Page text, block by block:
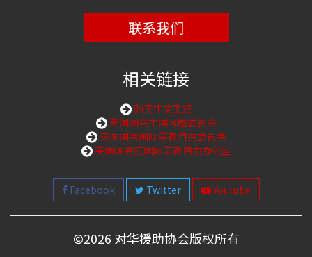
联系我们
相关链接
购买中文圣经
美国国会中国问题委员会
美国国会国际宗教自由委员会
美国国务院国际宗教自由办公室
Facebook Twitter Youtube
©2026 对华援助协会版权所有